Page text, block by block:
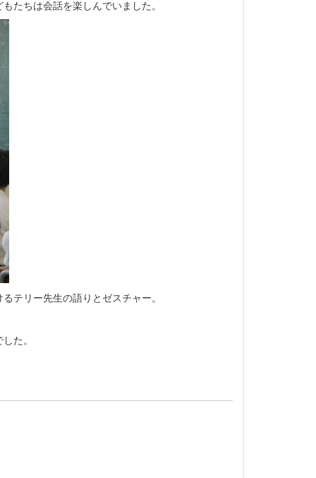
たちは会話を楽しんでいました。
テリー先生の語りとゼスチャー。
た。